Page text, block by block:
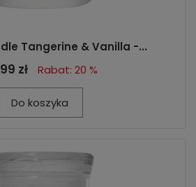
Tangerine & Vanilla -...
zł Rabat: 20 %
Do koszyka